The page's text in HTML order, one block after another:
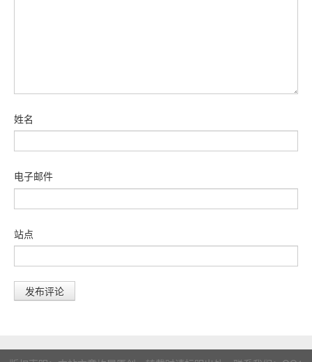
姓名
电子邮件
站点